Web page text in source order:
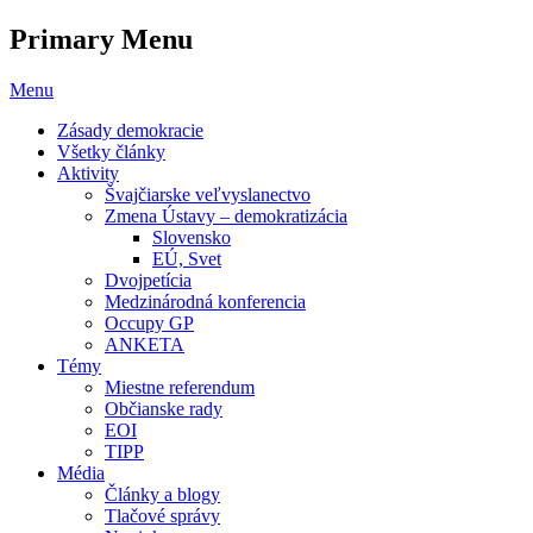
Primary Menu
Skip
content
Menu
Zásady demokracie
Všetky články
Aktivity
Švajčiarske veľvyslanectvo
Zmena Ústavy – demokratizácia
Slovensko
EÚ, Svet
Dvojpetícia
Medzinárodná konferencia
Occupy GP
ANKETA
Témy
Miestne referendum
Občianske rady
EOI
TIPP
Média
Články a blogy
Tlačové správy